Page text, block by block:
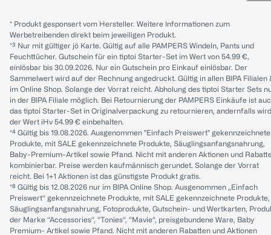
* Produkt gesponsert vom Hersteller. Weitere Informationen zum
Werbetreibenden direkt beim jeweiligen Produkt.
*³ Nur mit gültiger jö Karte. Gültig auf alle PAMPERS Windeln, Pants und
Feuchttücher. Gutschein für ein tiptoi Starter-Set im Wert von 54.99 €,
einlösbar bis 30.09.2026. Nur ein Gutschein pro Einkauf einlösbar. Der
Sammelwert wird auf der Rechnung angedruckt. Gültig in allen BIPA Filialen
im Online Shop. Solange der Vorrat reicht. Abholung des tiptoi Starter Sets
in der BIPA Filiale möglich. Bei Retournierung der PAMPERS Einkäufe ist
das tiptoi Starter-Set in Originalverpackung zu retournieren, andernfalls wird
der Wert iHv 54.99 € einbehalten.
*⁴ Gültig bis 19.08.2026. Ausgenommen "Einfach Preiswert" gekennzeichnete
Produkte, mit SALE gekennzeichnete Produkte, Säuglingsanfangsnahrung,
Baby-Premium-Artikel sowie Pfand. Nicht mit anderen Aktionen und
kombinierbar. Preise werden kaufmännisch gerundet. Solange der Vorrat
reicht. Bei 1+1 Aktionen ist das günstigste Produkt gratis.
*⁸ Gültig bis 12.08.2026 nur im BIPA Online Shop. Ausgenommen „Einfach
Preiswert“ gekennzeichnete Produkte, mit SALE gekennzeichnete Produkte,
Säuglingsanfangsnahrung, Fotoprodukte, Gutschein- und Wertkarten,
der Marke “Accessories“, “Tonies“, “Mavie“, preisgebundene Ware, Baby
Premium- Artikel sowie Pfand. Nicht mit anderen Rabatten und Aktionen